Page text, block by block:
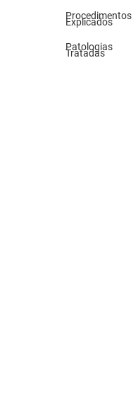
Procedimentos
Explicados
Patologias
Tratadas